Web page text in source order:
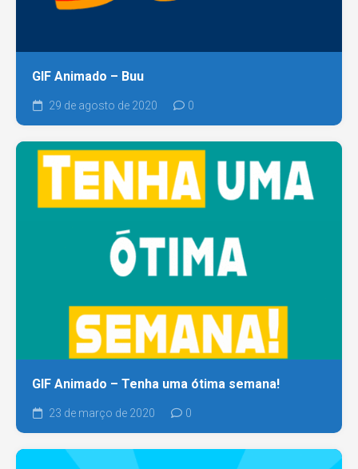
GIF Animado – Buu
29 de agosto de 2020 0
GIF Animado – Tenha uma ótima semana!
23 de março de 2020 0